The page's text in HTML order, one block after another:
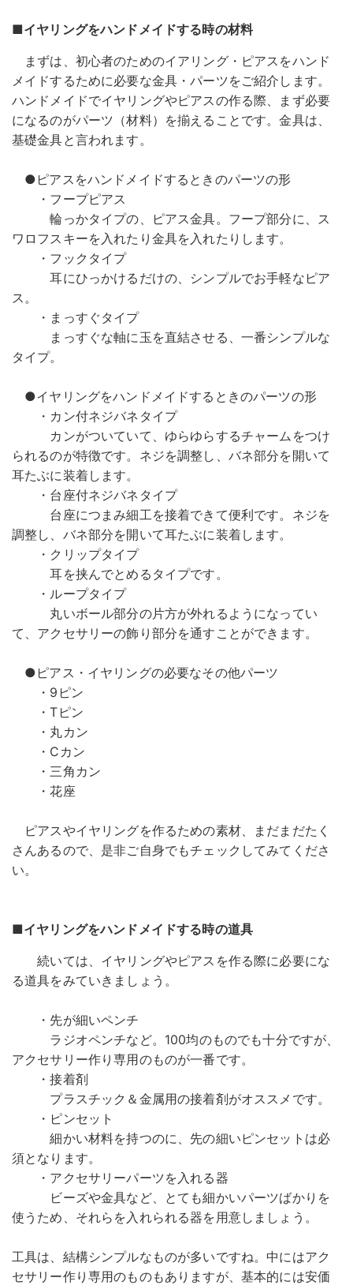
■イヤリングをハンドメイドする時の材料
まずは、初心者のためのイアリング・ピアスをハンド
メイドするために必要な金具・パーツをご紹介します。
ハンドメイドでイヤリングやピアスの作る際、まず必要
になるのがパーツ（材料）を揃えることです。金具は、
基礎金具と言われます。
●ピアスをハンドメイドするときのパーツの形
・フープピアス
輪っかタイプの、ピアス金具。フープ部分に、ス
ワロフスキーを入れたり金具を入れたりします。
・フックタイプ
耳にひっかけるだけの、シンプルでお手軽なピア
ス。
・まっすぐタイプ
まっすぐな軸に玉を直結させる、一番シンプルな
タイプ。
●イヤリングをハンドメイドするときのパーツの形
・カン付ネジバネタイプ
カンがついていて、ゆらゆらするチャームをつけ
られるのが特徴です。ネジを調整し、バネ部分を開いて
耳たぶに装着します。
・台座付ネジバネタイプ
台座につまみ細工を接着できて便利です。ネジを
調整し、バネ部分を開いて耳たぶに装着します。
・クリップタイプ
耳を挟んでとめるタイプです。
・ループタイプ
丸いボール部分の片方が外れるようになってい
て、アクセサリーの飾り部分を通すことができます。
●ピアス・イヤリングの必要なその他パーツ
・9ピン
・Tピン
・丸カン
・Cカン
・三角カン
・花座
ピアスやイヤリングを作るための素材、まだまだたく
さんあるので、是非ご自身でもチェックしてみてくださ
い。
■イヤリングをハンドメイドする時の道具
続いては、イヤリングやピアスを作る際に必要にな
る道具をみていきましょう。
・先が細いペンチ
ラジオペンチなど。100均のものでも十分ですが、
アクセサリー作り専用のものが一番です。
・接着剤
プラスチック＆金属用の接着剤がオススメです。
・ピンセット
細かい材料を持つのに、先の細いピンセットは必
須となります。
・アクセサリーパーツを入れる器
ビーズや金具など、とても細かいパーツばかりを
使うため、それらを入れられる器を用意しましょう。
工具は、結構シンプルなものが多いですね。中にはアク
セサリー作り専用のものもありますが、基本的には安価